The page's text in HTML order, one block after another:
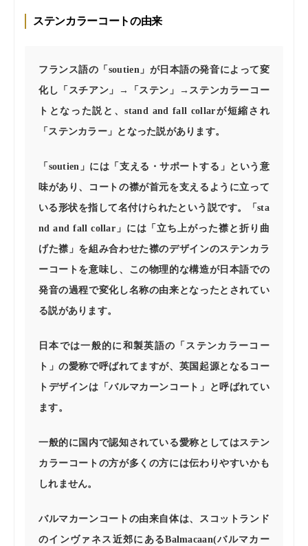
ステンカラーコートの由来
フランス語の「soutien」が日本語の発音によって変
化し「スチアン」→「ステン」→ステンカラーコー
トとなった説と、stand and fall collarが短縮され
「ステンカラー」となった説があります。
「soutien」には「支える・サポートする」という意
味があり、コートの襟が首元を支えるように立って
いる形状を指して名付けられたという説です。「sta
nd and fall collar」には「立ち上がった襟と折り曲
げた襟」を組み合わせた襟のデザインのステンカラ
ーコートを意味し、この物理的な構造が日本語での
発音の過程で変化し名称の由来となったとされてい
る説があります。
日本では一般的に和製英語の「ステンカラーコー
ト」の愛称で呼ばれてますが、英国起源となるコー
トデザインは「バルマカーンコート」と呼ばれてい
ます。
一般的に国内で認知されている愛称としてはステン
カラーコートの方が多くの方には伝わりやすいかも
しれません。
バルマカーンコートの由来自体は、スコットランド
のインヴァネス近郊にあるBalmacaan(バルマカー